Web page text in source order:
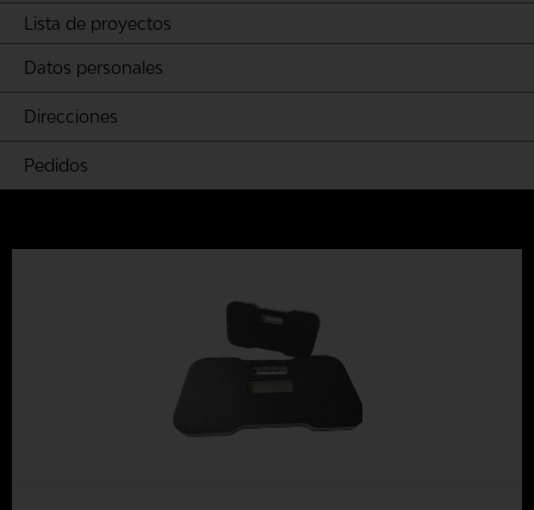
Lista de proyectos
Datos personales
Direcciones
Pedidos